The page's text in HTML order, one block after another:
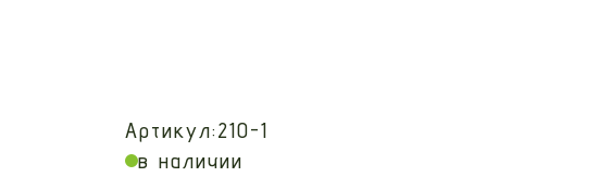
Артикул:210-1
в наличии